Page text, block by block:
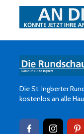
Die St. Ingberter
kostenlos an alle